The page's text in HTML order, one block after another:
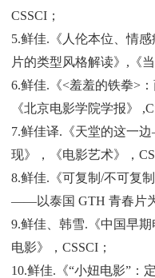
CSSCI；
5.鲜佳.《人伦本位、情
片的类型风格解读》,《
6.鲜佳.《<羞羞的铁拳>
《北京电影学院学报》
7.鲜佳译.《天堂的这一
现》，《电影艺术》，
8.鲜佳.《可复制/不可复
——以泰国 GTH 青春片
9.鲜佳、韩雪.《中国早
电影》，CSSCI；
10.鲜佳.《“小妞电影”：